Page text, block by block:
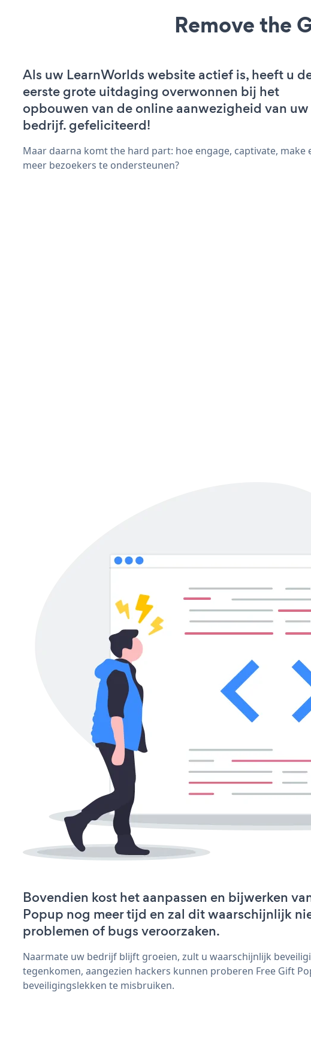
Remove the
Als uw LearnWorlds website actief is, heeft u
eerste grote uitdaging overwonnen bij het
opbouwen van de online aanwezigheid van uw
bedrijf. gefeliciteerd!
Maar daarna komt the hard part: hoe engage, captivate, make
meer bezoekers te ondersteunen?
Bovendien kost het aanpassen en bijwerken
Popup nog meer tijd en zal dit waarschijnlijk
problemen of bugs veroorzaken.
Naarmate uw bedrijf blijft groeien, zult u waarschijnlijk
tegenkomen, aangezien hackers kunnen proberen Free Gift
beveiligingslekken te misbruiken.